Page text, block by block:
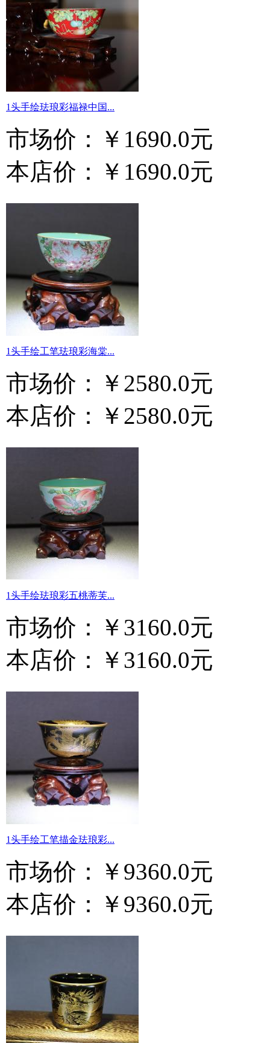
1头手绘珐琅彩福禄中国...
市场价：
￥1690.0元
本店价：
￥1690.0元
1头手绘工笔珐琅彩海棠...
市场价：
￥2580.0元
本店价：
￥2580.0元
1头手绘珐琅彩五桃蒂芙...
市场价：
￥3160.0元
本店价：
￥3160.0元
1头手绘工笔描金珐琅彩...
市场价：
￥9360.0元
本店价：
￥9360.0元